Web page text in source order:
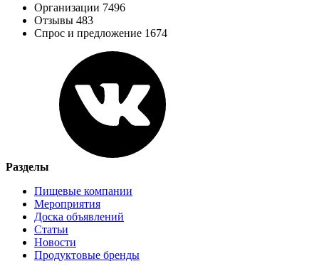
Организации 7496
Отзывы 483
Спрос и предложение 1674
Разделы
Пищевые компании
Мероприятия
Доска объявлений
Статьи
Новости
Продуктовые бренды